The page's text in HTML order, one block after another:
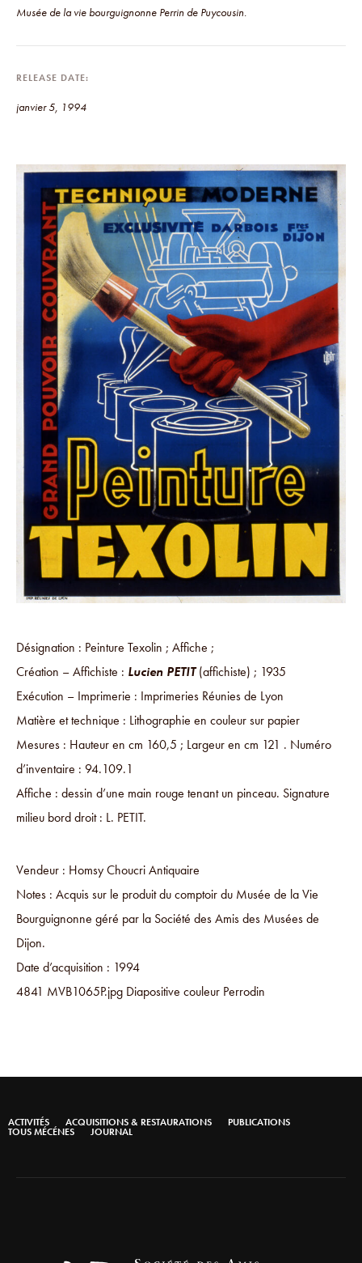
Désignation : Peinture Texolin ; Affiche ;
Création – Affichiste : Lucien PETIT(affichiste) ; 1935
Exécution – Imprimerie : Imprimeries Réunies de Lyon
Matière et technique : Lithographie en couleur sur papier
Mesures : Hauteur en cm 160,5 ; Largeur en cm 121 . Numéro
d’inventaire : 94.109.1
Affiche : dessin d’une main rouge tenant un pinceau. Signature
milieu bord droit : L. PETIT.
Vendeur : Homsy Choucri Antiquaire
Notes : Acquis sur le produit du comptoir du Musée de la Vie
Bourguignonne géré par la Société des Amis des Musées de
Dijon.
Date d’acquisition : 1994
4841 MVB1065P.jpg Diapositive couleur Perrodin
Musée de la vie bourguignonne Perrin de Puycousin.
RELEASE DATE
janvier 5, 1994
ACTIVITÉS ACQUISITIONS & RESTAURATIONS PUBLICATIONS
TOUS MÉCÉNES JOURNAL